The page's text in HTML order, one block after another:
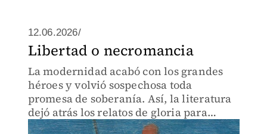
12.06.2026/
Libertad o necromancia
La modernidad acabó con los grandes
héroes y volvió sospechosa toda
promesa de soberanía. Así, la literatura
dejó atrás los relatos de gloria para
concentrarse en el poder y sus excesos.